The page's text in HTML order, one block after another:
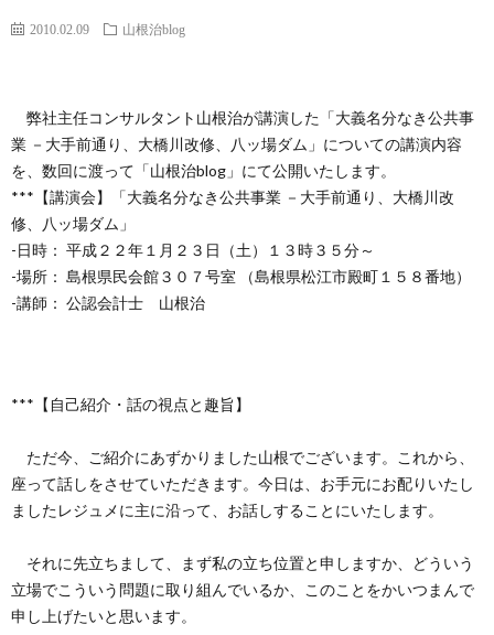
2010.02.09 山根治blog
弊社主任コンサルタント山根治が講演した「大義名分なき公共事
業 －大手前通り、大橋川改修、八ッ場ダム」についての講演内容
を、数回に渡って「山根治blog」にて公開いたします。
***【講演会】「大義名分なき公共事業 －大手前通り、大橋川改
修、八ッ場ダム」
-日時： 平成２２年１月２３日（土）１３時３５分～
-場所： 島根県民会館３０７号室 （島根県松江市殿町１５８番地）
-講師： 公認会計士 山根治
***【自己紹介・話の視点と趣旨】
ただ今、ご紹介にあずかりました山根でございます。これから、
座って話しをさせていただきます。今日は、お手元にお配りいたし
ましたレジュメに主に沿って、お話しすることにいたします。
それに先立ちまして、まず私の立ち位置と申しますか、どういう
立場でこういう問題に取り組んでいるか、このことをかいつまんで
申し上げたいと思います。